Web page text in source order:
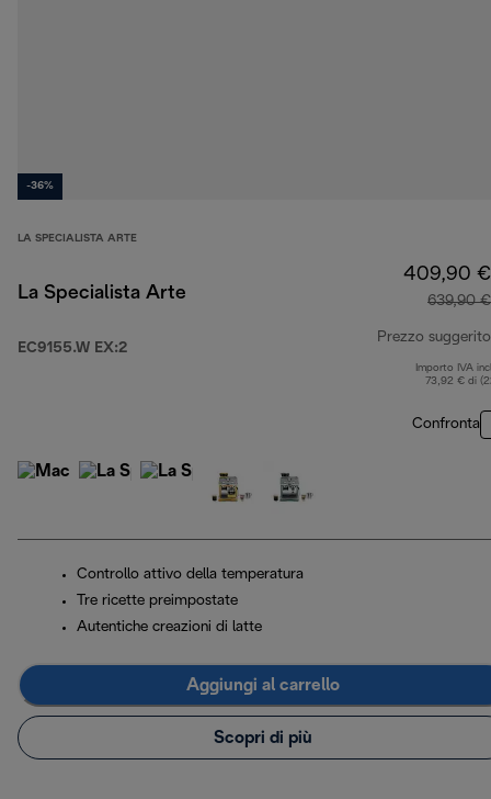
-36%
LA SPECIALISTA ARTE
La Specialista Arte
EC9155.W EX:2
409,90 €
639,90 €
Prezzo suggerito
Importo IVA
73,92 € di
Confronta
Controllo attivo della temperatura
Tre ricette preimpostate
Autentiche creazioni di latte
Aggiungi al carrello
Scopri di più